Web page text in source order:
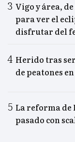
Vigo y área,
para ver el
disfrutar del
Herido tras
de peatones
La reforma de
pasado con